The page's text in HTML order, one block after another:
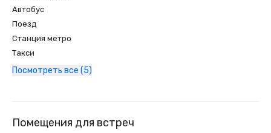
Автобус
Поезд
Станция метро
Такси
Посмотреть все (5)
Помещения для встреч